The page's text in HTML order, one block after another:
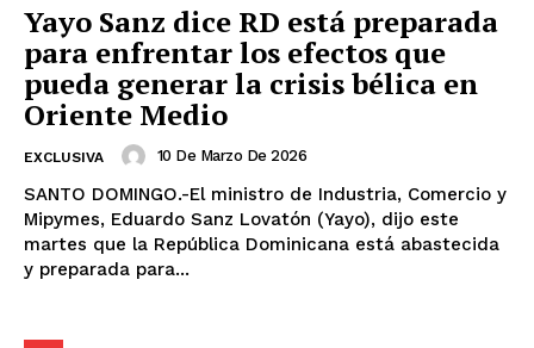
Yayo Sanz dice RD está preparada
para enfrentar los efectos que
pueda generar la crisis bélica en
Oriente Medio
EXCLUSIVA 10 De Marzo De 2026
SANTO DOMINGO.-El ministro de Industria, Comercio y
Mipymes, Eduardo Sanz Lovatón (Yayo), dijo este
martes que la República Dominicana está abastecida
y preparada para...